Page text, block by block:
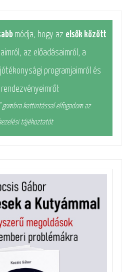
módja, hogy az elsők között
az előadásaimról, a
programjaimról és
gombra kattintással elfogadom az
tájékoztatót